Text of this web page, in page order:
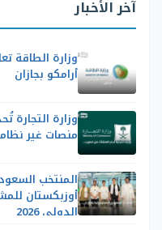
آخر الأخبار
وزارة الطاقة
أرامكو بجازان
وزارة التجارة
منصات غير
المنتخب
أوزبكستان
الدولي 2026